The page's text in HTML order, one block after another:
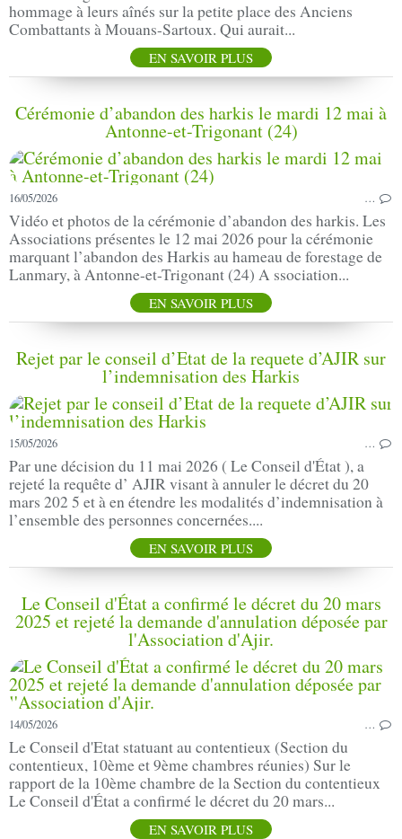
hommage à leurs aînés sur la petite place des Anciens
Combattants à Mouans-Sartoux. Qui aurait...
EN SAVOIR PLUS
Cérémonie d’abandon des harkis le mardi 12 mai à
Antonne-et-Trigonant (24)
16/05/2026 …
Vidéo et photos de la cérémonie d’abandon des harkis. Les
Associations présentes le 12 mai 2026 pour la cérémonie
marquant l’abandon des Harkis au hameau de forestage de
Lanmary, à Antonne-et-Trigonant (24) A ssociation...
EN SAVOIR PLUS
Rejet par le conseil d’Etat de la requete d’AJIR sur
l’indemnisation des Harkis
15/05/2026 …
Par une décision du 11 mai 2026 ( Le Conseil d'État ), a
rejeté la requête d’ AJIR visant à annuler le décret du 20
mars 202 5 et à en étendre les modalités d’indemnisation à
l’ensemble des personnes concernées....
EN SAVOIR PLUS
Le Conseil d'État a confirmé le décret du 20 mars
2025 et rejeté la demande d'annulation déposée par
l'Association d'Ajir.
14/05/2026 …
Le Conseil d'Etat statuant au contentieux (Section du
contentieux, 10ème et 9ème chambres réunies) Sur le
rapport de la 10ème chambre de la Section du contentieux
Le Conseil d'État a confirmé le décret du 20 mars...
EN SAVOIR PLUS